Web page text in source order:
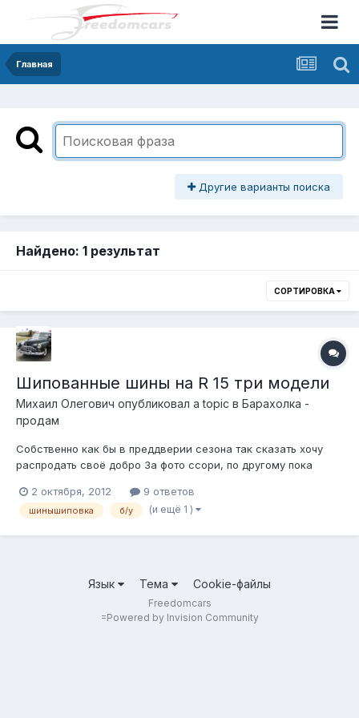
Главная
Другие варианты поиска
Найдено: 1 результат
СОРТИРОВКА
Шипованные шины на R 15 три модели
Михаил Олегович опубликовал a topic в Барахолка -
продам
Собственно как бы в преддверии сезона так сказать хочу
распродать своё добро За фото ссори, по другому пока
каталогах , описание присутствует. До Москвы, если что
добросим, но только рано с утра. Торг приветствуется. И так
2 октября, 2012 9 ответов
шинышиповка б/у (и ещё 1 )
Язык Тема Cookie-файлы
Freedomcars
=Powered by Invision Community